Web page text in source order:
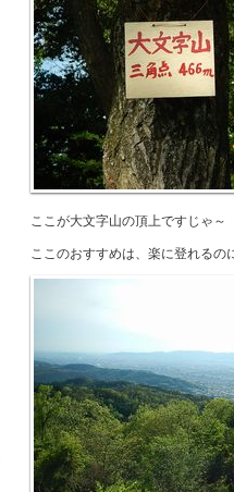
ここが大文字山の頂上ですじゃ～
ここのおすすめは、楽に登れるの